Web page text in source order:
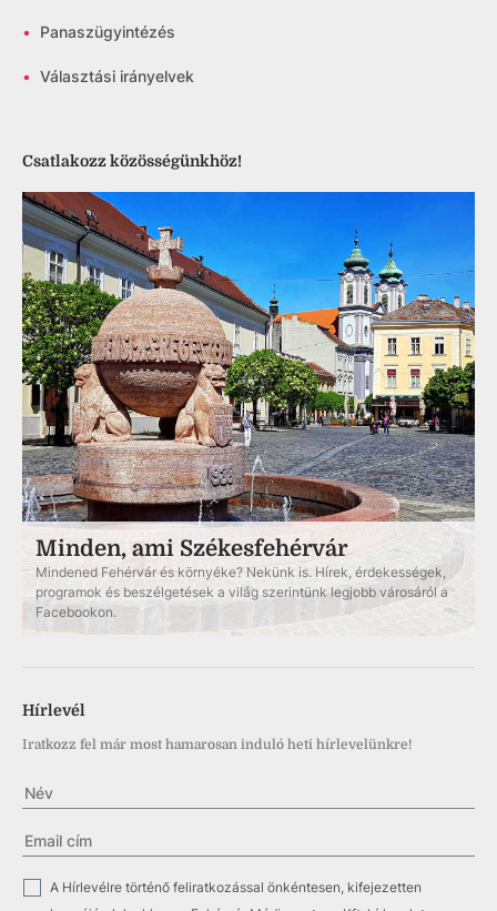
• Panaszügyintézés
• Választási irányelvek
Csatlakozz közösségünkhöz!
Minden, ami Székesfehérvár
Mindened Fehérvár és környéke? Nekünk is. Hírek, érdekességek,
programok és beszélgetések a világ szerintünk legjobb városáról a
Facebookon.
Hírlevél
Iratkozz fel már most hamarosan induló heti hírlevelünkre!
A Hírlevélre történő feliratkozással önkéntesen, kifejezetten